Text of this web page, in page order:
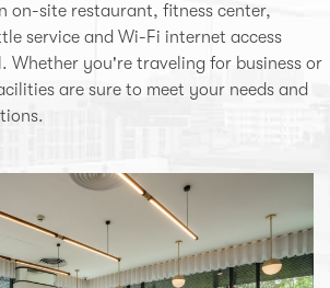
on-site restaurant, fitness center,
service and Wi-Fi internet access
Whether you're traveling for business or
are sure to meet your needs and